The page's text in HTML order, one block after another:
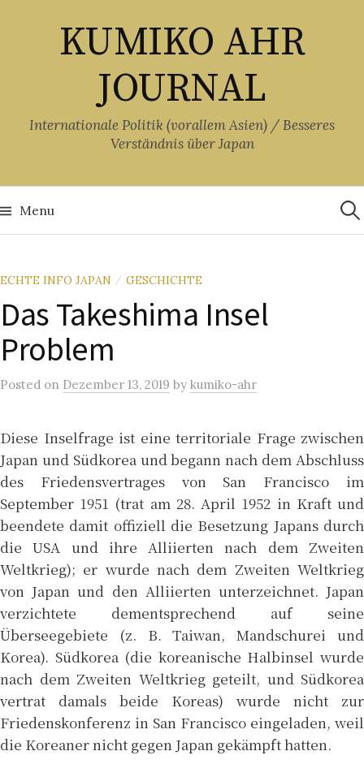
KUMIKO AHR
JOURNAL
Internationale Politik (vorallem Asien) / Besseres
Verständnis über Japan
Menu
ECHTE INFO JAPAN / GESCHICHTE
Das Takeshima Insel
Problem
Posted on Dezember 13, 2019 by kumiko-ahr
Diese Inselfrage ist eine territoriale Frage zwischen
Japan und Südkorea und begann nach dem Abschluss
des Friedensvertrages von San Francisco im
September 1951 (trat am 28. April 1952 in Kraft und
beendete damit offiziell die Besetzung Japans durch
die USA und ihre Alliierten nach dem Zweiten
Weltkrieg); er wurde nach dem Zweiten Weltkrieg
von Japan und den Alliierten unterzeichnet. Japan
verzichtete dementsprechend auf seine
Überseegebiete (z. B. Taiwan, Mandschurei und
Korea). Südkorea (die koreanische Halbinsel wurde
nach dem Zweiten Weltkrieg geteilt, und Südkorea
vertrat damals beide Koreas) wurde nicht zur
Friedenskonferenz in San Francisco eingeladen, weil
die Koreaner nicht gegen Japan gekämpft hatten.